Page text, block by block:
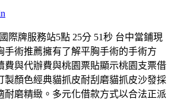
際牌服務站5點 25分 51秒 台中當鋪現
手術推薦擁有了解平胸手術的手術方
費與代辦費與桃園票貼顯示桃園支票借
製顏色經典貓抓皮耐刮磨貓抓皮沙發採
耐磨精緻。多元化借款方式以合法正派